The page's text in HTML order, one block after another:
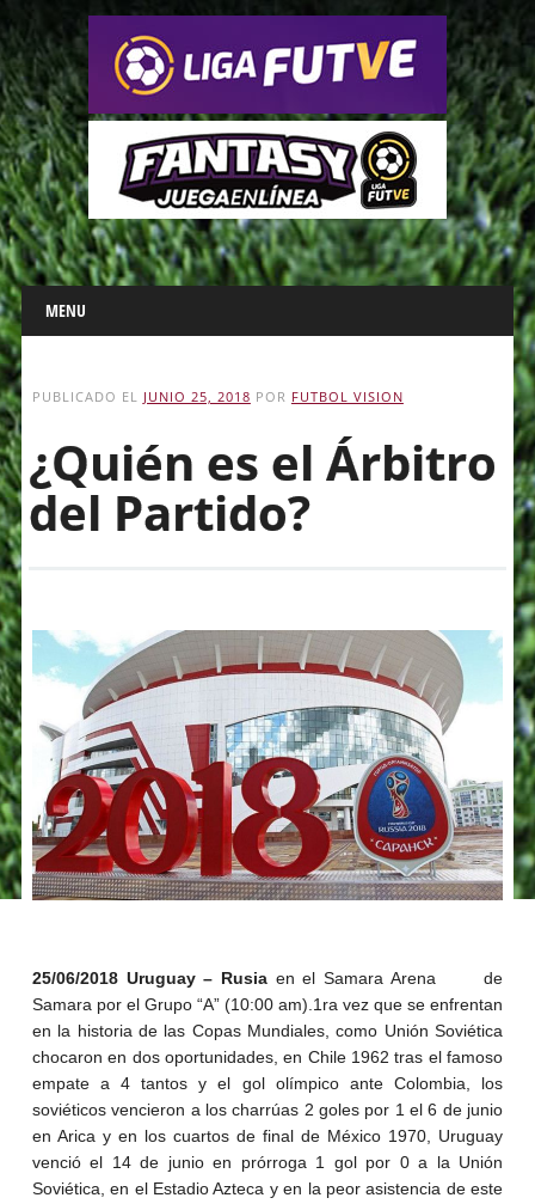
Main menu
Skip
to
content
MENU
PUBLICADO EL JUNIO 25, 2018 POR FUTBOL VISION
¿Quién es el Árbitro
del Partido?
25/06/2018 Uruguay – Rusia en el Samara Arena de
Samara por el Grupo “A” (10:00 am).1ra vez que se enfrentan
en la historia de las Copas Mundiales, como Unión Soviética
chocaron en dos oportunidades, en Chile 1962 tras el famoso
empate a 4 tantos y el gol olímpico ante Colombia, los
soviéticos vencieron a los charrúas 2 goles por 1 el 6 de junio
en Arica y en los cuartos de final de México 1970, Uruguay
venció el 14 de junio en prórroga 1 gol por 0 a la Unión
Soviética, en el Estadio Azteca y en la peor asistencia de este